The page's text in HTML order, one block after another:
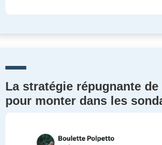
La stratégie répugnante de
pour monter dans les